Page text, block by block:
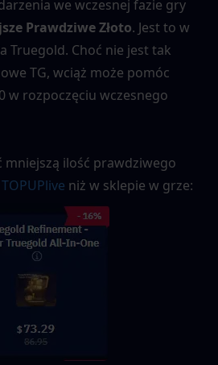
we wczesnej fazie gry
Prawdziwe Złoto. Jest to w
Truegold. Choć nie jest tak
TG, wciąż może pomóc
w rozpoczęciu wczesnego
mniejszą ilość prawdziwego
TOPUPlive niż w sklepie w grze: